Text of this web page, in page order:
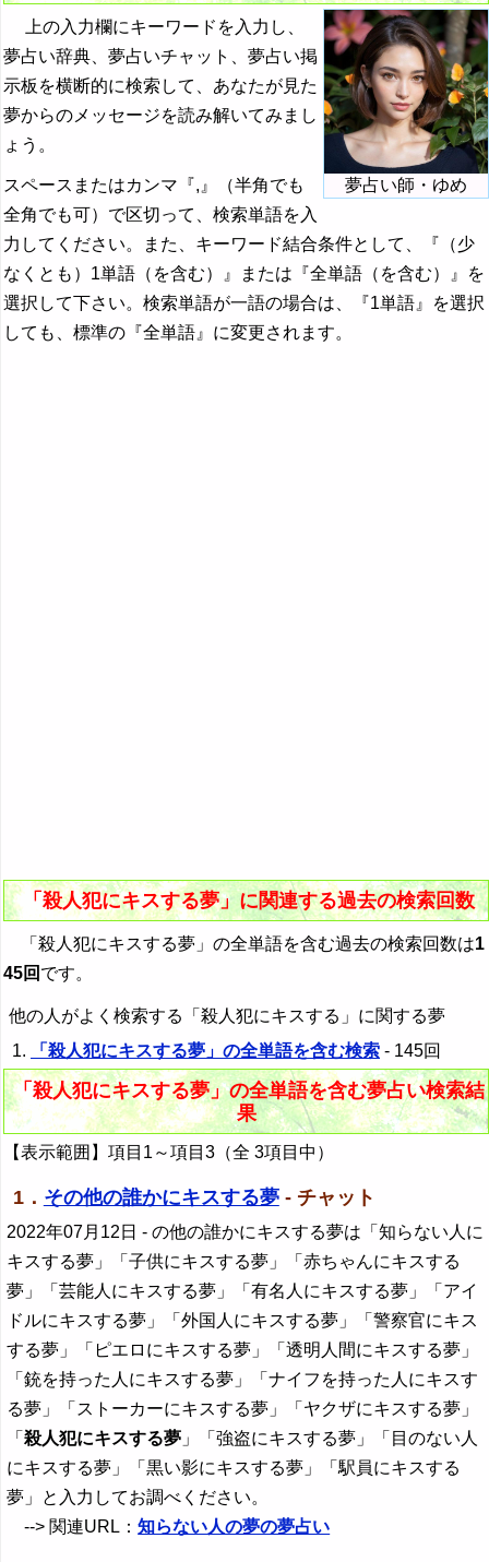
夢占い師・ゆめ
上の入力欄にキーワードを入力し、
夢占い辞典、夢占いチャット、夢占い掲
示板を横断的に検索して、あなたが見た
夢からのメッセージを読み解いてみまし
ょう。
スペースまたはカンマ『,』（半角でも
全角でも可）で区切って、検索単語を入
力してください。また、キーワード結合条件として、『（少
なくとも）1単語（を含む）』または『全単語（を含む）』を
選択して下さい。検索単語が一語の場合は、『1単語』を選択
しても、標準の『全単語』に変更されます。
「殺人犯にキスする夢」に関連する過去の検索回数
「殺人犯にキスする夢」の全単語を含む過去の検索回数は1
45回 です。
他の人がよく検索する「殺人犯にキスする」に関する夢
「殺人犯にキスする夢」の全単語を含む検索 - 145回
「殺人犯にキスする夢」の全単語を含む夢占い検索結
果
【表示範囲】項目1～項目3（全 3項目中）
1． その他の誰かにキスする夢- チャット
2022年07月12日 - の他の誰かにキスする夢は「知らない人に
キスする夢」「子供にキスする夢」「赤ちゃんにキスする
夢」「芸能人にキスする夢」「有名人にキスする夢」「アイ
ドルにキスする夢」「外国人にキスする夢」「警察官にキス
する夢」「ピエロにキスする夢」「透明人間にキスする夢」
「銃を持った人にキスする夢」「ナイフを持った人にキスす
る夢」「ストーカーにキスする夢」「ヤクザにキスする夢」
「殺人犯にキスする夢 」「強盗にキスする夢」「目のない人
にキスする夢」「黒い影にキスする夢」「駅員にキスする
夢」と入力してお調べください。
--> 関連URL：知らない人の夢の夢占い